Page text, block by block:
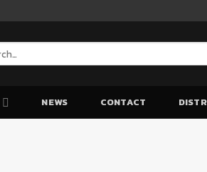
NEWS CONTACT